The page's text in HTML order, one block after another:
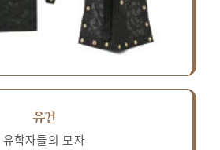
유건
유학자들의 모자